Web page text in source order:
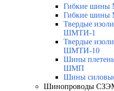
Гибкие шины
Гибкие шины
Твердые
ШМТИ-1
Твердые
ШМТИ-10
Шины
ШМП
Шины
Шинопроводы